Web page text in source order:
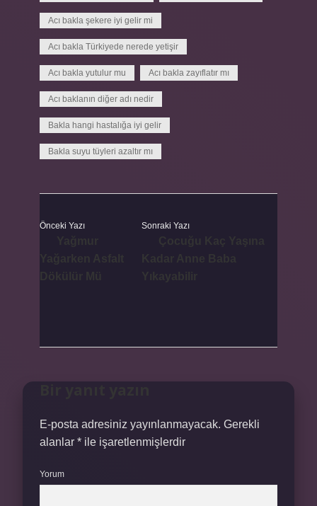
Acı bakla şekere iyi gelir mi
Acı bakla Türkiyede nerede yetişir
Acı bakla yutulur mu Acı bakla zayıflatır mı
Acı baklanın diğer adı nedir
Bakla hangi hastalığa iyi gelir
Bakla suyu tüyleri azaltır mı
Önceki Yazı Sonraki Yazı
E-posta adresiniz yayınlanmayacak. Gerekli
alanlar * ile işaretlenmişlerdir
Yorum